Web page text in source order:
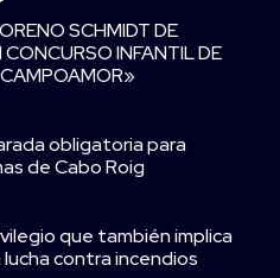
SCHMIDT DE
INFANTIL DE
obligatoria para
de Cabo Roig
que también implica
contra incendios